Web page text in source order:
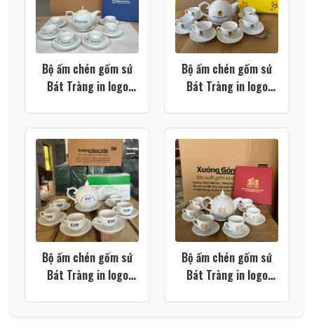
Bộ ấm chén gốm sứ
Bát Tràng in logo
AC119
Bộ ấm chén gốm sứ
Bát Tràng in logo
XG-AC118
Bộ ấm chén gốm sứ
Bát Tràng in logo
Bộ ấm chén gốm sứ
Bát Tràng in logo